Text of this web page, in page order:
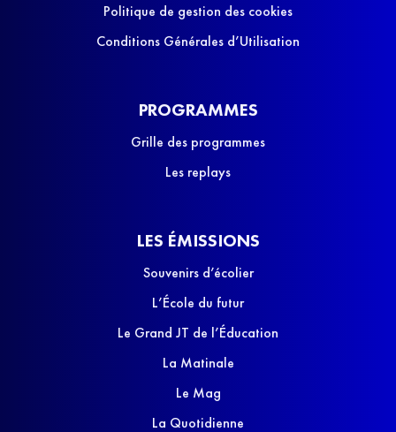
Politique de gestion des cookies
Conditions Générales d’Utilisation
PROGRAMMES
Grille des programmes
Les replays
LES ÉMISSIONS
Souvenirs d’écolier
L’École du futur
Le Grand JT de l’Éducation
La Matinale
Le Mag
La Quotidienne